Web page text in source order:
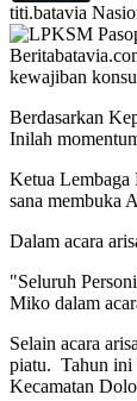
titi.batavia
kewajiban
Berdasarkan
Inilah
Ketua
sana membuka
Dalam acara
"Seluruh
Miko dalam
Selain acara
piatu. Tahun ini
Kecamatan